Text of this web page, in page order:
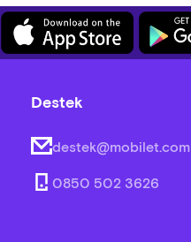
Destek
destek@mobilet.com
0850 502 3626